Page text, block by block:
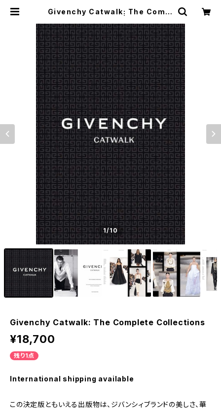
Givenchy Catwalk: The Compl
1/10
Givenchy Catwalk: The Complete Collections
¥18,700
残り1点
International shipping available
この決定版ともいえる出版物は、ジバンシィブランドの美しさ、華